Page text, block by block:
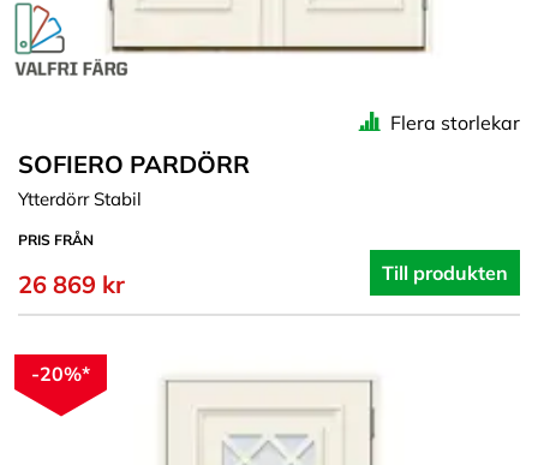
Flera storlekar
SOFIERO PARDÖRR
Ytterdörr Stabil
PRIS FRÅN
26 869 kr Till produkten
-20%*